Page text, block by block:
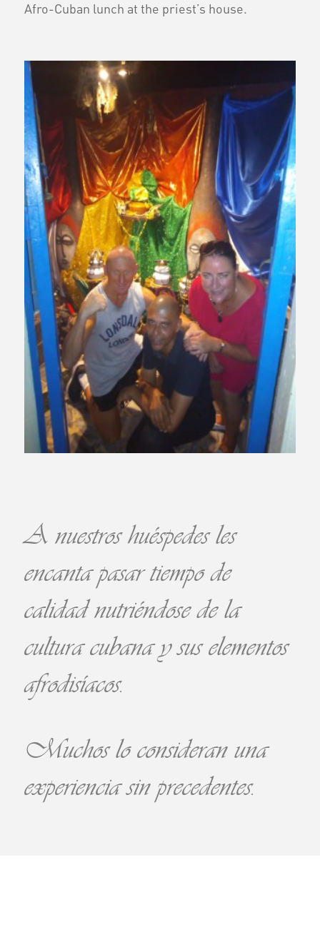
Afro-Cuban lunch at the priest’s house.
A nuestros huéspedes les
encanta pasar tiempo de
calidad nutriéndose de la
cultura cubana y sus elementos
afrodisíacos.
Muchos lo consideran una
experiencia sin precedentes.